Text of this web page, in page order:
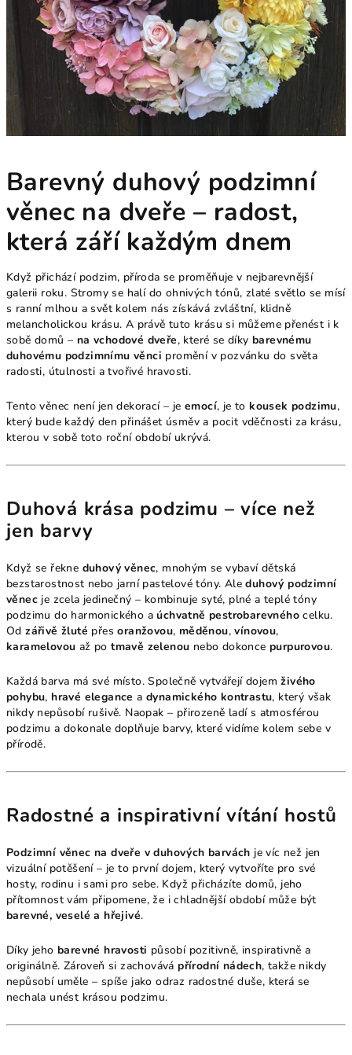
Barevný duhový podzimní
věnec na dveře – radost,
která září každým dnem
Když přichází podzim, příroda se proměňuje v nejbarevnější
galerii roku. Stromy se halí do ohnivých tónů, zlaté světlo se mísí
s ranní mlhou a svět kolem nás získává zvláštní, klidně
melancholickou krásu. A právě tuto krásu si můžeme přenést i k
sobě domů – na vchodové dveře, které se díky barevnému
duhovému podzimnímu věnci promění v pozvánku do světa
radosti, útulnosti a tvořivé hravosti.
Tento věnec není jen dekorací – je emocí, je to kousek podzimu,
který bude každý den přinášet úsměv a pocit vděčnosti za krásu,
kterou v sobě toto roční období ukrývá.
Duhová krása podzimu – více než
jen barvy
Když se řekne duhový věnec, mnohým se vybaví dětská
bezstarostnost nebo jarní pastelové tóny. Aleduhový podzimní
věnec je zcela jedinečný – kombinuje syté, plné a teplé tóny
podzimu do harmonického aúchvatně pestrobarevného celku.
Odzářivě žluté přesoranžovou, měděnou,vínovou,
karamelovou až potmavě zelenou nebo dokonce purpurovou.
Každá barva má své místo. Společně vytvářejí dojemživého
pohybu, hravé elegance adynamického kontrastu, který však
nikdy nepůsobí rušivě. Naopak – přirozeně ladí s atmosférou
podzimu a dokonale doplňuje barvy, které vidíme kolem sebe v
přírodě.
Radostné a inspirativní vítání hostů
Podzimní věnec na dveře v duhových barvách je víc než jen
vizuální potěšení – je to první dojem, který vytvoříte pro své
hosty, rodinu i sami pro sebe. Když přicházíte domů, jeho
přítomnost vám připomene, že i chladnější období může být
barevné, veselé a hřejivé.
Díky jeho barevné hravosti působí pozitivně, inspirativně a
originálně. Zároveň si zachovává přírodní nádech, takže nikdy
nepůsobí uměle – spíše jako odraz radostné duše, která se
nechala unést krásou podzimu.